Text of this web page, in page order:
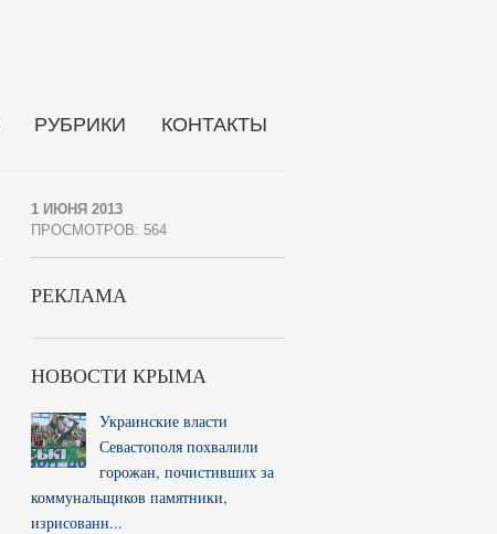
РУБРИКИ КОНТАКТЫ
1 ИЮНЯ 2013
ПРОСМОТРОВ: 564
РЕКЛАМА
НОВОСТИ КРЫМА
Украинские власти
Севастополя похвалили
горожан, почистивших за
коммунальщиков памятники,
изрисованн...